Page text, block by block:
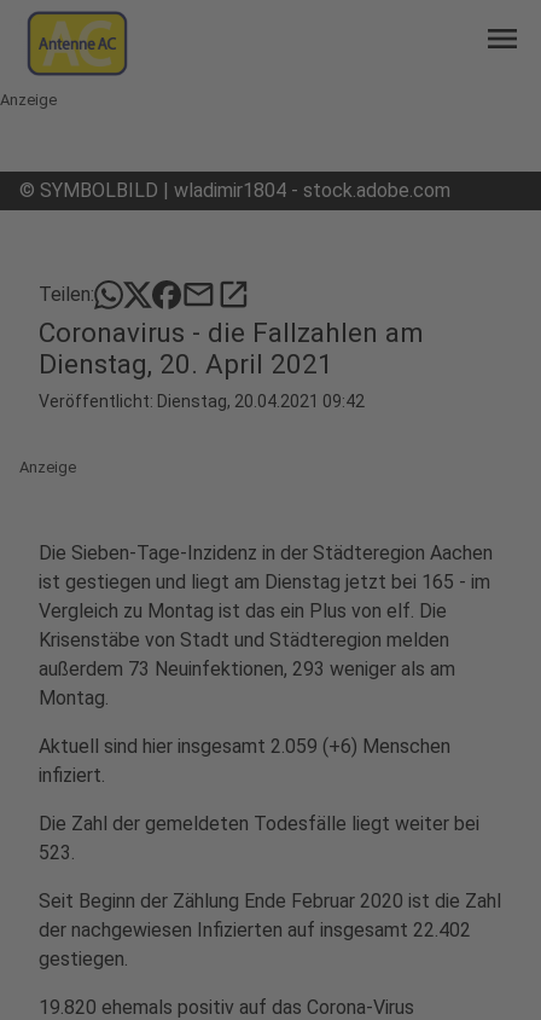
menu
Anzeige
© SYMBOLBILD | wladimir1804 - stock.adobe.com
Teilen: mailopen_in_new
Coronavirus - die Fallzahlen am
Dienstag, 20. April 2021
Veröffentlicht: Dienstag, 20.04.2021 09:42
Anzeige
Die Sieben-Tage-Inzidenz in der Städteregion Aachen
ist gestiegen und liegt am Dienstag jetzt bei 165 - im
Vergleich zu Montag ist das ein Plus von elf. Die
Krisenstäbe von Stadt und Städteregion melden
außerdem 73 Neuinfektionen, 293 weniger als am
Montag.
Aktuell sind hier insgesamt 2.059 (+6) Menschen
infiziert.
Die Zahl der gemeldeten Todesfälle liegt weiter bei
523.
Seit Beginn der Zählung Ende Februar 2020 ist die Zahl
der nachgewiesen Infizierten auf insgesamt 22.402
gestiegen.
19.820 ehemals positiv auf das Corona-Virus